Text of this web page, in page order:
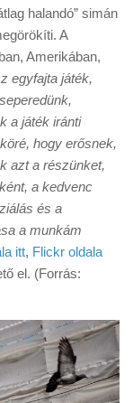
halandó” simán
A
Amerikában,
egyfajta játék,
a játék iránti
hogy erősnek,
azt a részünket,
a kedvenc
és a
a munkám
itt, Flickr oldala
el. (Forrás: